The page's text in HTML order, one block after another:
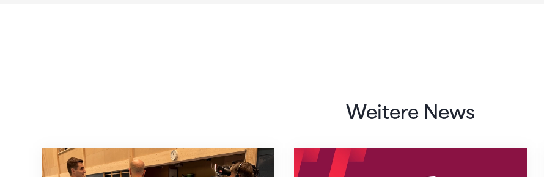
Weitere News
Mit klaren Zielen nach Zagreb Neue Empfangszeiten ab 1. August 2026